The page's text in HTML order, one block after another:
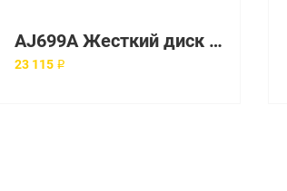
AJ699A Жесткий диск HP 400-GB 10K M6412 FATA
23 115 ₽